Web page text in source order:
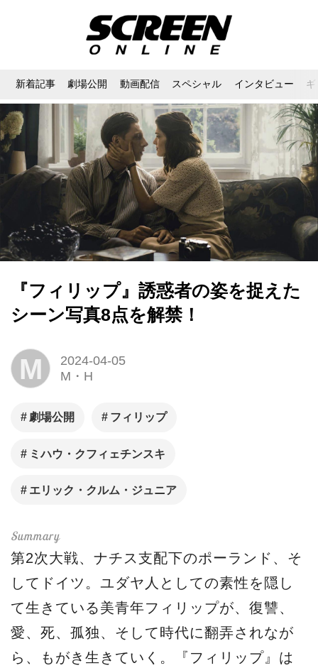
新着記事 劇場公開 動画配信 スペシャル インタビュー
『フィリップ』誘惑者の姿を捉えた
シーン写真8点を解禁！
M
2024-04-05
M・H
劇場公開 フィリップ
ミハウ・クフィェチンスキ
エリック・クルム・ジュニア
第2次大戦、ナチス支配下のポーランド、そ
してドイツ。ユダヤ人としての素性を隠し
て生きている美青年フィリップが、復讐、
愛、死、孤独、そして時代に翻弄されなが
ら、もがき生きていく。『フィリップ』は